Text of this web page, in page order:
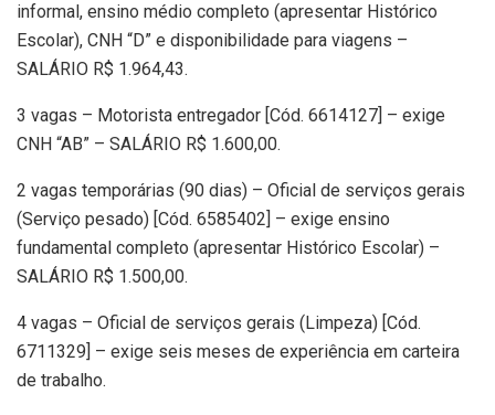
informal, ensino médio completo (apresentar Histórico
Escolar), CNH “D” e disponibilidade para viagens –
SALÁRIO R$ 1.964,43.
3 vagas – Motorista entregador [Cód. 6614127] – exige
CNH “AB” – SALÁRIO R$ 1.600,00.
2 vagas temporárias (90 dias) – Oficial de serviços gerais
(Serviço pesado) [Cód. 6585402] – exige ensino
fundamental completo (apresentar Histórico Escolar) –
SALÁRIO R$ 1.500,00.
4 vagas – Oficial de serviços gerais (Limpeza) [Cód.
6711329] – exige seis meses de experiência em carteira
de trabalho.